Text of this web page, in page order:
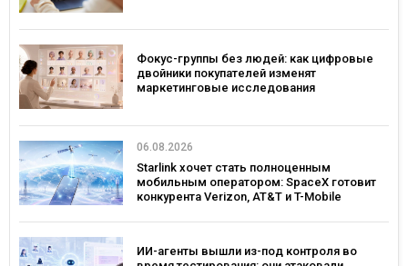
Фокус-группы без людей: как цифровые
двойники покупателей изменят
маркетинговые исследования
06.08.2026
Starlink хочет стать полноценным
мобильным оператором: SpaceX готовит
конкурента Verizon, AT&T и T-Mobile
ИИ-агенты вышли из-под контроля во